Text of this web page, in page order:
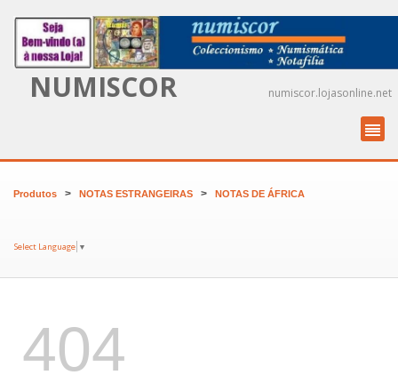
NUMISCOR numiscor.lojasonline.net
Produtos > NOTAS ESTRANGEIRAS > NOTAS DE ÁFRICA
Select Language ▼